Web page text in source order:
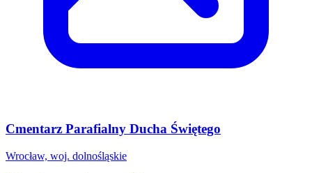
Cmentarz Parafialny Ducha Świętego
Wrocław, woj. dolnośląskie